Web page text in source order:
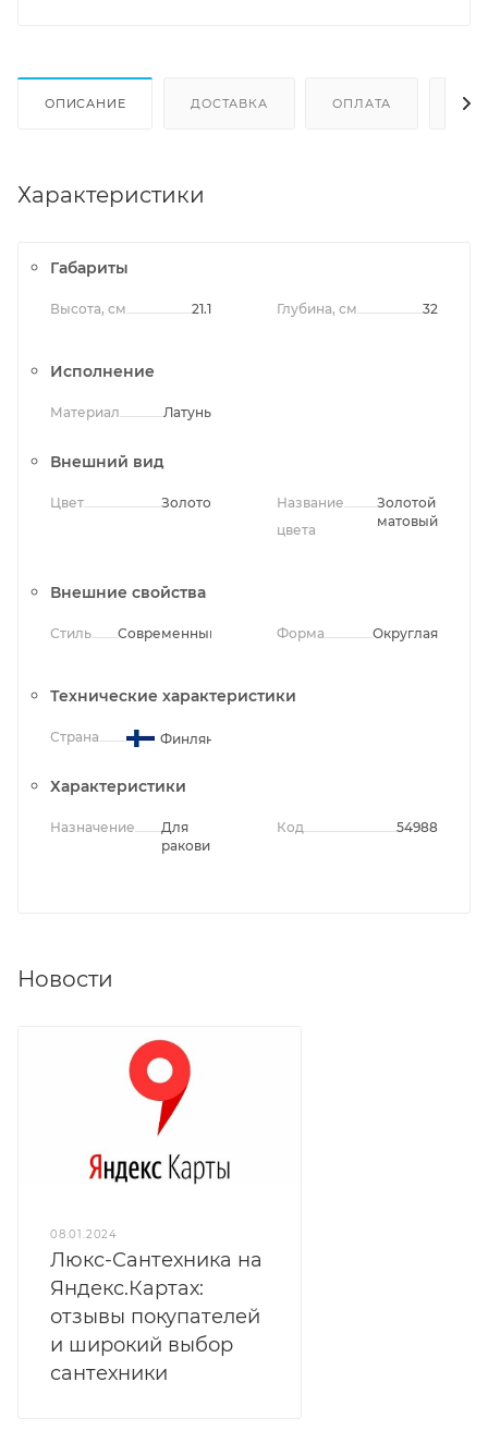
ОПИСАНИЕ ДОСТАВКА ОПЛАТА
Характеристики
Габариты
Высота, см 21.1 Глубина, см 32
Исполнение
Материал Латунь
Внешний вид
Цвет Золото
Название
цвета
Золотой
матовый
Внешние свойства
Стиль Современный Форма Округлая
Технические характеристики
Страна Финляндия
Характеристики
Назначение
Для
раковины
Код 54988
Новости
08.01.2024
Люкс-Сантехника на
Яндекс.Картах:
отзывы покупателей
и широкий выбор
сантехники